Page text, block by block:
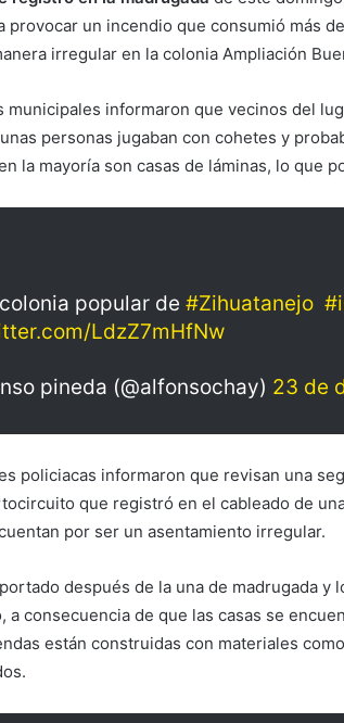
provocar un incendio que consumió más
irregular en la colonia Ampliación
municipales informaron que vecinos del
personas jugaban con cohetes y
la mayoría son casas de láminas, lo que
popular de #Zihuatanejo
LdzZ7mHfNw
pineda (@alfonsochay) 23 de
policiacas informaron que revisan una
que registró en el cableado de
por ser un asentamiento irregular.
después de la una de madrugada
a consecuencia de que las casas se
están construidas con materiales